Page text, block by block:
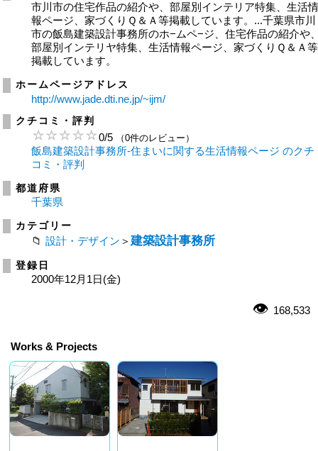
市川市の住宅作品の紹介や、部屋別インテリア特集、生活
報ページ、家づくりＱ＆Ａ等掲載しています。...千葉県市川
市の飯島建築設計事務所のホ−ムペ−ジ、住宅作品の紹介や
部屋別インテリヤ特集、生活情報ページ、家づくりＱ＆Ａ等
掲載しています。
ホームページアドレス
http://www.jade.dti.ne.jp/~ijm/
クチコミ・評判
0/5 （0件のレビュー）
飯島建築設計事務所-住まいに関する生活情報ページ のクチ
コミ・評判
都道府県
千葉県
カテゴリー
設計・デザイン ＞ 建築設計事務所
登録日
2000年12月1日(金)
168,533
Works & Projects